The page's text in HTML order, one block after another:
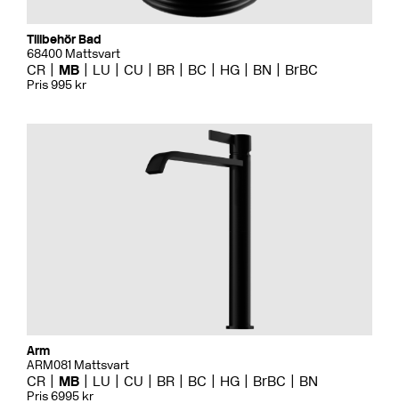
Tillbehör Bad
68400 Mattsvart
CR MB LU CU BR BC HG BN BrBC
Pris 995 kr
Arm
ARM081 Mattsvart
CR MB LU CU BR BC HG BrBC BN
Pris 6995 kr